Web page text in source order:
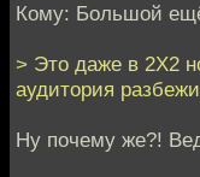
Кому: Большой
> Это даже в 2Х2
аудитория
Ну почему же?!